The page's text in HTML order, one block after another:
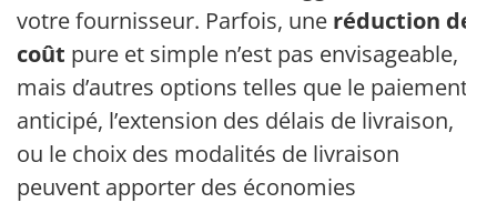
votre fournisseur. Parfois, une réduction de
coût pure et simple n’est pas envisageable,
mais d’autres options telles que le paiement
anticipé, l’extension des délais de livraison,
ou le choix des modalités de livraison
peuvent apporter des économies